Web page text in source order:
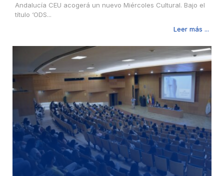
Andalucía CEU acogerá un nuevo Miércoles Cultural. Bajo el
título ‘ODS...
Leer más ...